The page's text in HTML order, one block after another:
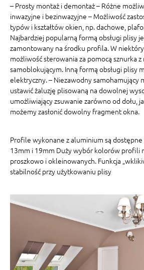
– Prosty montaż i demontaż – Różne
inwazyjne i bezinwazyjne – Możliwość
typów i kształtów okien, np. dachowe,
Najbardziej popularną formą obsługi plisy
zamontowany na środku profila. W
możliwość sterowania za pomocą sznurka
samoblokującym. Inną formą obsługi plisy
elektryczny. – Niezawodny samohamujący
ustawić żaluzję plisowaną na dowolnej
umożliwiający zsuwanie zarówno od dołu,
możemy zasłonić dowolny fragment okna.
Profile wykonane z aluminium są dostępne
13mm i 19mm Duży wybór kolorów profili
proszkowo i okleinowanych. Funkcja
stabilność przy użytkowaniu plisy